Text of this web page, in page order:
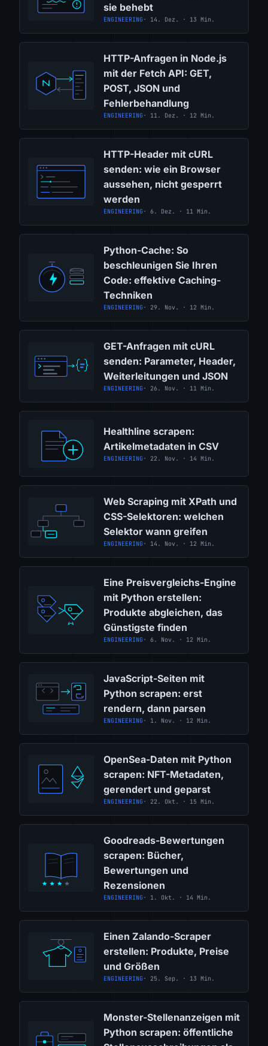
sie behebt
ENGINEERING· 14. Dez. · 13 Min.
HTTP-Anfragen in Node.js
mit der Fetch API: GET,
POST, JSON und
Fehlerbehandlung
ENGINEERING· 11. Dez. · 12 Min.
HTTP-Header mit cURL
senden: wie ein Browser
aussehen, nicht gesperrt
werden
ENGINEERING· 6. Dez. · 11 Min.
Python-Cache: So
beschleunigen Sie Ihren
Code: effektive Caching-
Techniken
ENGINEERING· 29. Nov. · 12 Min.
GET-Anfragen mit cURL
senden: Parameter, Header,
Weiterleitungen und JSON
ENGINEERING· 26. Nov. · 11 Min.
Healthline scrapen:
Artikelmetadaten in CSV
ENGINEERING· 22. Nov. · 14 Min.
Web Scraping mit XPath und
CSS-Selektoren: welchen
Selektor wann greifen
ENGINEERING· 14. Nov. · 12 Min.
Eine Preisvergleichs-Engine
mit Python erstellen:
Produkte abgleichen, das
Günstigste finden
ENGINEERING· 6. Nov. · 12 Min.
JavaScript-Seiten mit
Python scrapen: erst
rendern, dann parsen
ENGINEERING· 1. Nov. · 12 Min.
OpenSea-Daten mit Python
scrapen: NFT-Metadaten,
gerendert und geparst
ENGINEERING· 22. Okt. · 15 Min.
Goodreads-Bewertungen
scrapen: Bücher,
Bewertungen und
Rezensionen
ENGINEERING· 1. Okt. · 14 Min.
Einen Zalando-Scraper
erstellen: Produkte, Preise
und Größen
ENGINEERING· 25. Sep. · 13 Min.
Monster-Stellenanzeigen mit
Python scrapen: öffentliche